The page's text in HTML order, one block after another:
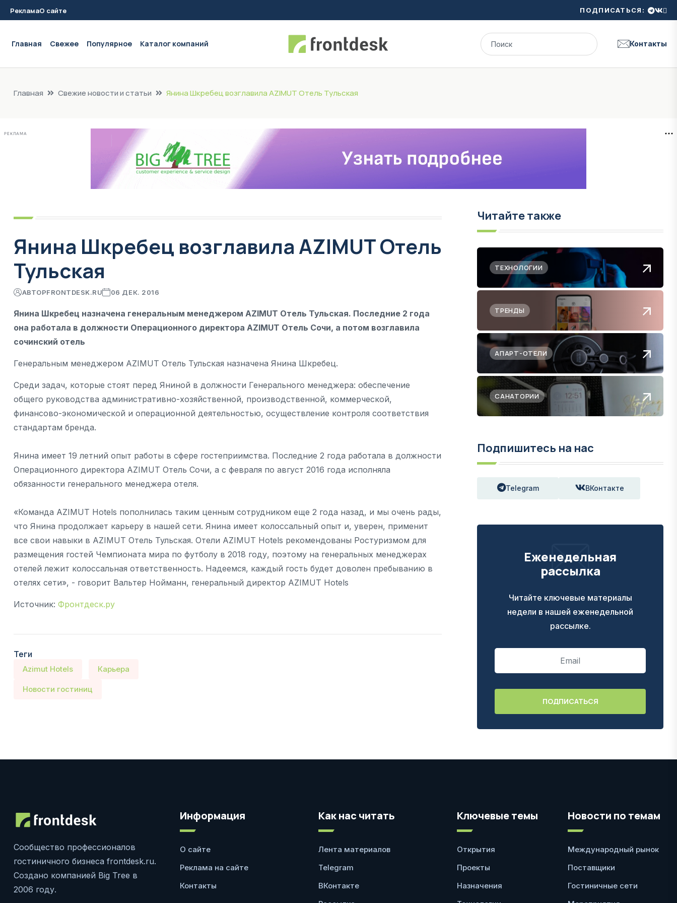
РекламаО сайте ПОДПИСАТЬСЯ:
Главная Свежее Популярное Каталог компаний Контакты
Главная Свежие новости и статьи Янина Шкребец возглавила AZIMUT Отель Тульская
РЕКЛАМА
Янина Шкребец возглавила AZIMUT Отель
Тульская
АВТОРFRONTDESK.RU 06 ДЕК. 2016
Янина Шкребец назначена генеральным менеджером AZIMUT Отель Тульская. Последние 2 года
она работала в должности Операционного директора AZIMUT Отель Сочи, а потом возглавила
сочинский отель
Генеральным менеджером AZIMUT Отель Тульская назначена Янина Шкребец.
Среди задач, которые стоят перед Яниной в должности Генерального менеджера: обеспечение
общего руководства административно-хозяйственной, производственной, коммерческой,
финансово-экономической и операционной деятельностью, осуществление контроля соответствия
стандартам бренда.
Янина имеет 19 летний опыт работы в сфере гостеприимства. Последние 2 года работала в должности
Операционного директора AZIMUT Отель Сочи, а с февраля по август 2016 года исполняла
обязанности генерального менеджера отеля.
«Команда AZIMUT Hotels пополнилась таким ценным сотрудником еще 2 года назад, и мы очень рады,
что Янина продолжает карьеру в нашей сети. Янина имеет колоссальный опыт и, уверен, применит
все свои навыки в AZIMUT Отель Тульская. Отели AZIMUT Hotels рекомендованы Ростуризмом для
размещения гостей Чемпионата мира по футболу в 2018 году, поэтому на генеральных менеджерах
отелей лежит колоссальная ответственность. Надеемся, каждый гость будет доволен пребыванию в
отелях сети», - говорит Вальтер Нойманн, генеральный директор AZIMUT Hotels
Источник: Фронтдеск.ру
Теги
Azimut Hotels Карьера
Новости гостиниц
Читайте также
ТЕХНОЛОГИИ
ТРЕНДЫ
АПАРТ-ОТЕЛИ
САНАТОРИИ
Подпишитесь на нас
Telegram ВКонтакте
Еженедельная
рассылка
Читайте ключевые материалы
недели в нашей еженедельной
рассылке.
Сообщество профессионалов
гостиничного бизнеса frontdesk.ru.
Создано компанией Big Tree в
2006 году.
Информация
О сайте
Реклама на сайте
Контакты
Как нас читать
Лента материалов
Telegram
ВКонтакте
Ключевые темы
Открытия
Проекты
Назначения
Новости по темам
Международный рынок
Поставщики
Гостиничные сети